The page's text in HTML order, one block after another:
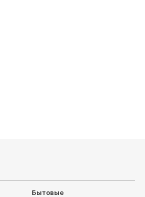
Бытовые